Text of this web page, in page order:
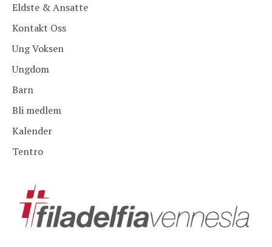
Eldste & Ansatte
Kontakt Oss
Ung Voksen
Ungdom
Barn
Bli medlem
Kalender
Tentro